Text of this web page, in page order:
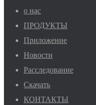
о нас
ПРОДУКТЫ
Приложение
Новости
Расследование
Скачать
КОНТАКТЫ